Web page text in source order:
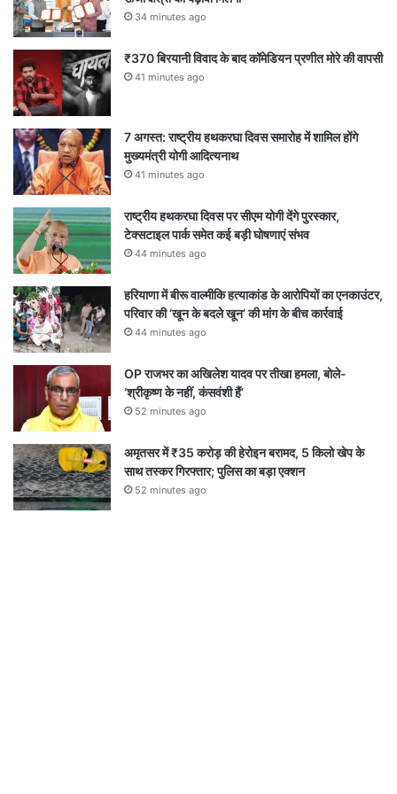
34 minutes ago
₹370 बिरयानी विवाद के बाद कॉमेडियन प्रणीत मोरे की वापसी
41 minutes ago
7 अगस्त: राष्ट्रीय हथकरघा दिवस समारोह में शामिल होंगे
मुख्यमंत्री योगी आदित्यनाथ
41 minutes ago
राष्ट्रीय हथकरघा दिवस पर सीएम योगी देंगे पुरस्कार,
टेक्सटाइल पार्क समेत कई बड़ी घोषणाएं संभव
44 minutes ago
हरियाणा में बीरू वाल्मीकि हत्याकांड के आरोपियों का एनकाउंटर,
परिवार की ‘खून के बदले खून’ की मांग के बीच कार्रवाई
44 minutes ago
OP राजभर का अखिलेश यादव पर तीखा हमला, बोले-
‘श्रीकृष्ण के नहीं, कंसवंशी हैं’
52 minutes ago
अमृतसर में ₹35 करोड़ की हेरोइन बरामद, 5 किलो खेप के
साथ तस्कर गिरफ्तार; पुलिस का बड़ा एक्शन
52 minutes ago